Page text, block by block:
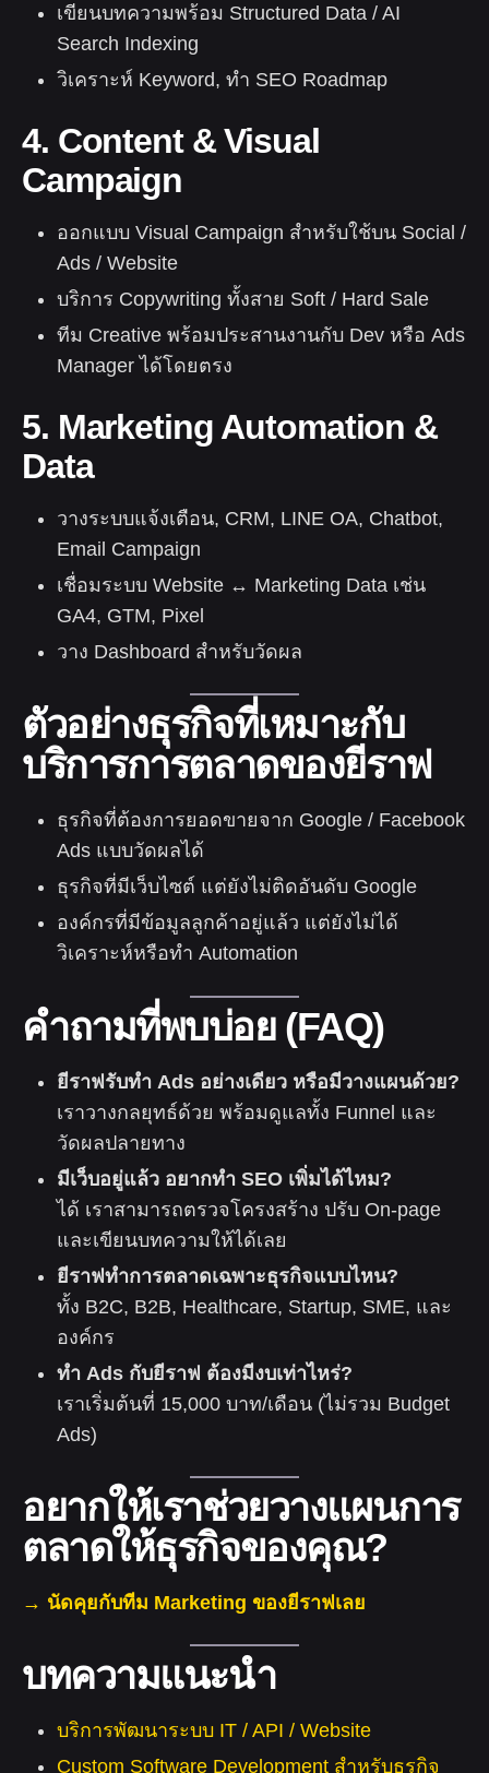
เขียนบทความพร้อม Structured Data / AI
Search Indexing
วิเคราะห์ Keyword, ทำ SEO Roadmap
4. Content & Visual
Campaign
ออกแบบ Visual Campaign สำหรับใช้บน Social /
Ads / Website
บริการ Copywriting ทั้งสาย Soft / Hard Sale
ทีม Creative พร้อมประสานงานกับ Dev หรือ Ads
Manager ได้โดยตรง
5. Marketing Automation &
Data
วางระบบแจ้งเตือน, CRM, LINE OA, Chatbot,
Email Campaign
เชื่อมระบบ Website ↔ Marketing Data เช่น
GA4, GTM, Pixel
วาง Dashboard สำหรับวัดผล
ตัวอย่างธุรกิจที่เหมาะกับ
บริการการตลาดของยีราฟ
ธุรกิจที่ต้องการยอดขายจาก Google / Facebook
Ads แบบวัดผลได้
ธุรกิจที่มีเว็บไซต์ แต่ยังไม่ติดอันดับ Google
องค์กรที่มีข้อมูลลูกค้าอยู่แล้ว แต่ยังไม่ได้
วิเคราะห์หรือทำ Automation
คำถามที่พบบ่อย (FAQ)
ยีราฟรับทำ Ads อย่างเดียว หรือมีวางแผนด้วย?
เราวางกลยุทธ์ด้วย พร้อมดูแลทั้ง Funnel และ
วัดผลปลายทาง
มีเว็บอยู่แล้ว อยากทำ SEO เพิ่มได้ไหม?
ได้ เราสามารถตรวจโครงสร้าง ปรับ On-page
และเขียนบทความให้ได้เลย
ยีราฟทำการตลาดเฉพาะธุรกิจแบบไหน?
ทั้ง B2C, B2B, Healthcare, Startup, SME, และ
องค์กร
ทำ Ads กับยีราฟ ต้องมีงบเท่าไหร่?
เราเริ่มต้นที่ 15,000 บาท/เดือน (ไม่รวม Budget
Ads)
อยากให้เราช่วยวางแผนการ
ตลาดให้ธุรกิจของคุณ?
→ นัดคุยกับทีม Marketing ของยีราฟเลย
บทความแนะนำ
บริการพัฒนาระบบ IT / API / Website
Custom Software Development สำหรับธุรกิจ